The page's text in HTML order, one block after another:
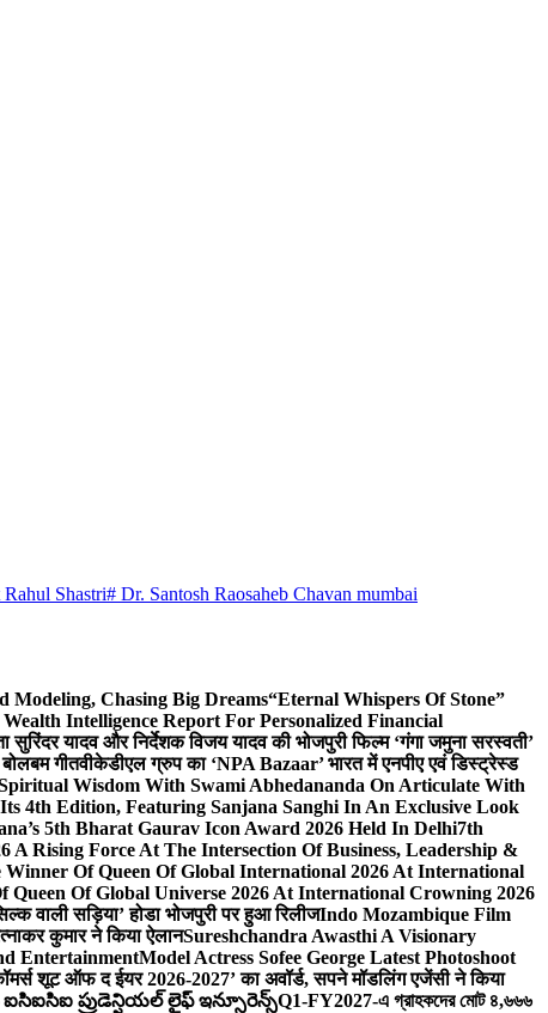
Shastri# Dr. Santosh Raosaheb Chavan mumbai
Modeling, Chasing Big Dreams“Eternal Whispers Of Stone”
Intelligence Report For Personalized Financial
सुरिंदर यादव और निर्देशक विजय यादव की भोजपुरी फिल्म ‘गंगा जमुना सरस्वती’
गीतवीकेडीएल ग्रुप का ‘NPA Bazaar’ भारत में एनपीए एवं डिस्ट्रेस्ड
Wisdom With Swami Abhedananda On Articulate With
4th Edition, Featuring Sanjana Sanghi In An Exclusive Look
5th Bharat Gaurav Icon Award 2026 Held In Delhi7th
A Rising Force At The Intersection Of Business, Leadership &
Winner Of Queen Of Global International 2026 At International
Queen Of Global Universe 2026 At International Crowning 2026
वाली सड़िया’ होडा भोजपुरी पर हुआ रिलीजIndo Mozambique Film
कुमार ने किया ऐलानSureshchandra Awasthi A Visionary
EntertainmentModel Actress Sofee George Latest Photoshoot
शूट ऑफ द ईयर 2026-2027’ का अवॉर्ड, सपने मॉडलिंग एजेंसी ने किया
ప్రుడెన్షియల్ లైఫ్ ఇన్సూరెన్స్Q1-FY2027-এ গ্রাহকদের মোট ৪,৬৬৬